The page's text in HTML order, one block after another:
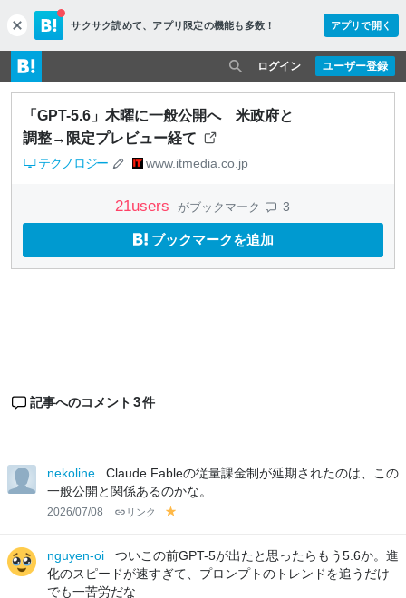
c
l
o
s
e
サクサク読めて、 アプリ限定の機能も多数！ アプリで開く
ユーザー登録
ログイン
「GPT-5.6」木曜に一般公開へ 米政府と
調整→限定プレビュー経て
テクノロジー www.itmedia.co.jp
21users がブックマーク 3
ブックマークを追加
記事へのコメント 3件
nekoline
Claude Fableの従量課金制が延期されたのは、この
一般公開と関係あるのかな。
2026/07/08 リンク
lo
w
nguyen-oi
ついこの前GPT-5が出たと思ったらもう5.6か。進
化のスピードが速すぎて、プロンプトのトレンドを追うだけ
でも一苦労だな